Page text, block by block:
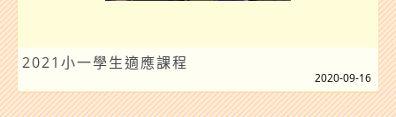
2021小一學生適應課程
2020-09-16